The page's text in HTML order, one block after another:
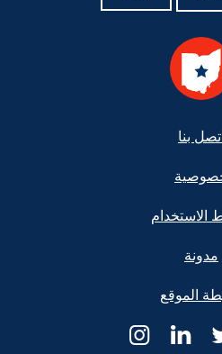
اتصل بنا
الاستخدام
مدونة
الموقع
Ohio
Ohio